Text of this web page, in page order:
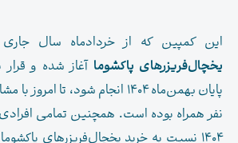
.
این کمپین که از خردادماه سال جاری
یخچال‌فریزرهای پاکشوما آغاز شده و
پایان بهمن‌ماه ۱۴۰۴ انجام شود،
نفر همراه بوده است. همچنین تمامی افرادی